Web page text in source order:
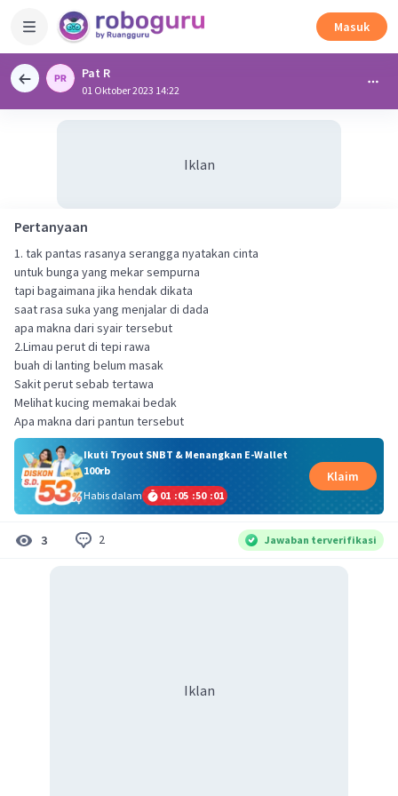
Masuk
Pat R
01 Oktober 2023 14:22
Iklan
Pertanyaan
1. tak pantas rasanya serangga nyatakan cinta
untuk bunga yang mekar sempurna
tapi bagaimana jika hendak dikata
saat rasa suka yang menjalar di dada
apa makna dari syair tersebut
2.Limau perut di tepi rawa
buah di lanting belum masak
Sakit perut sebab tertawa
Melihat kucing memakai bedak
Apa makna dari pantun tersebut
Ikuti Tryout SNBT & Menangkan E-Wallet
100rb
Habis dalam
01 :05 :50 :00
Klaim
3 2 Jawaban terverifikasi
Iklan